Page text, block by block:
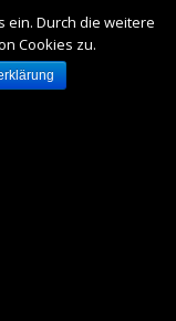
ein. Durch die weitere
Cookies zu.